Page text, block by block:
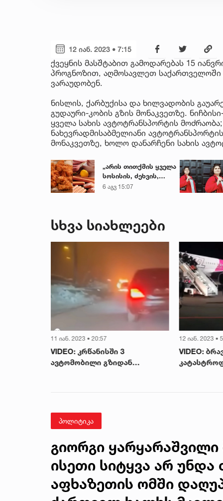
12 იან. 2023 • 7:15
ქვეყნის მასშტაბით გამოდარებას 15
პროგნოზით, აღმოსავლეთ
ვარაუდობენ.
ნისლის, ქარბუქისა და ხილვადობის
გუდაური-კობის გზის მონაკვეთზე.
ყველა სახის ავტოტრანსპორტის
ნახევრადმისაბმელიანი
მონაკვეთზე, ხოლო დანარჩენი სახის
„არის თითქმის ყველა
სოსისის, ძეხვის,
ქათმის „ნაგეთსებსა“
უვნებლობის
სპეციალისტის
მიმართვა
6 აგვ 15:07
სხვა სიახლეები
11 იან. 2023 • 20:57
VIDEO: კრწანისში 3
ავტომობილი გზიდან
12 იან. 2023 •
VIDEO:
პოლიტიკა
გიორგი ყარყარაშვილი
ისეთი სიტყვა არ
აფხაზეთის ომში